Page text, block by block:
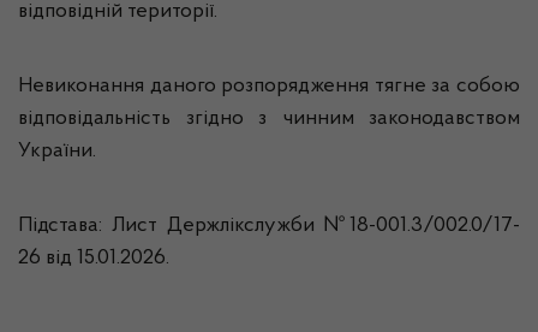
відповідній території.
Невиконання даного розпорядження тягне за собою
відповідальність згідно з чинним законодавством
України.
Підстава: Лист Держлікслужби №18-001.3/002.0/17-
26 від 15.01.2026.